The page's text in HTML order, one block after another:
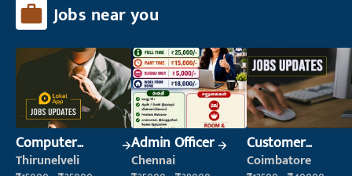
Jobs near you
Computer
Operator
Thirunelveli
Admin Officer
Chennai
Customer
Support Officer
Coimbatore